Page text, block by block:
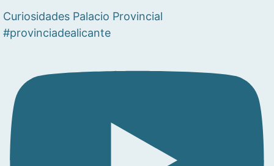
Curiosidades Palacio Provincial
#provinciadealicante